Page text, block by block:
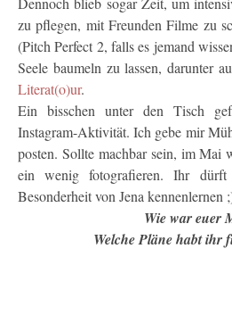
zu pflegen, mit Freunden Filme zu
(Pitch Perfect 2, falls es jemand
Seele baumeln zu lassen, darunter
Literat(o)ur.
Ein bisschen unter den Tisch
Instagram-Aktivität. Ich gebe mir
posten. Sollte machbar sein, im Mai
ein wenig fotografieren. Ihr
Besonderheit von Jena kennenlernen
Wie war euer
Welche Pläne habt ihr